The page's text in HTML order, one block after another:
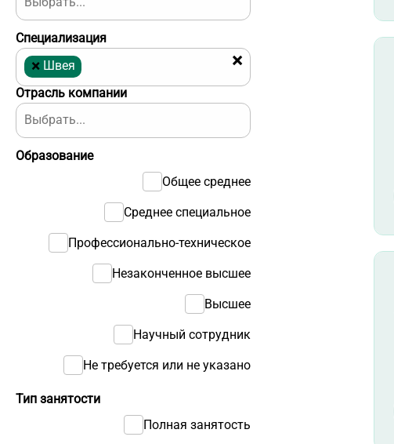
Отрасль компании
Тип занятости
Полная занятость
Образование
Общее среднее
Среднее специальное
Профессионально-техническое
Незаконченное высшее
Высшее
Научный сотрудник
Не требуется или не указано
Специализация
×
× Швея